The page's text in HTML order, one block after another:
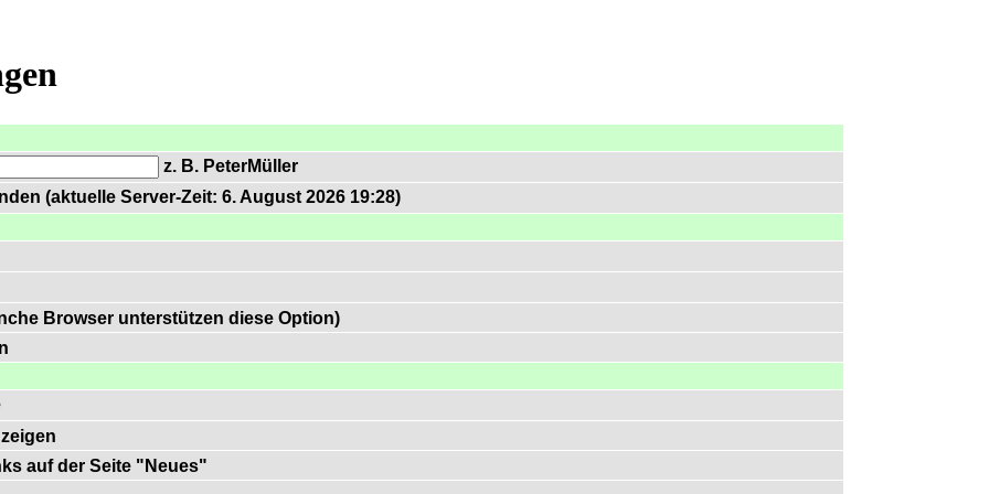
z. B. PeterMüller
(aktuelle Server-Zeit: 6. August 2026 19:28)
Browser unterstützen diese Option)
auf der Seite "Neues"